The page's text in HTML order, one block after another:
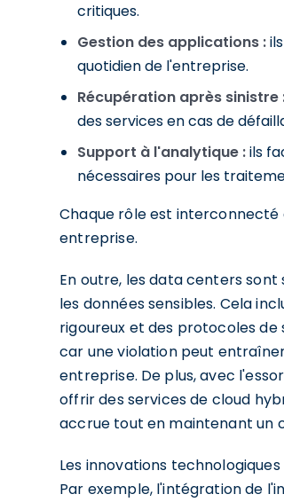
critiques.
Gestion des applications :
quotidien de l'entreprise.
Récupération après sinistre
des services en cas de
Support à l'analytique :ils
nécessaires pour les
Chaque rôle est
entreprise.
En outre, les data centers
les données sensibles. Cela
rigoureux et des protocoles de
car une violation peut
entreprise. De plus, avec
offrir des services de cloud
accrue tout en maintenant un
Les innovations
Par exemple, l'intégration de